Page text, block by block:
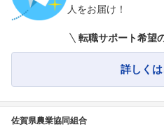
フォロー
こちらの企業もフ
人をお届け！
転職サポート希望
詳しく
佐賀県農業協同組合